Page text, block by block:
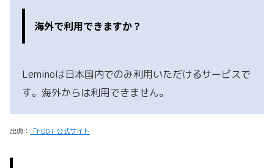
海外で利用できますか？
Leminoは日本国内でのみ利用いただけるサービスで
す。海外からは利用できません。
出典： 「FOD」公式サイト